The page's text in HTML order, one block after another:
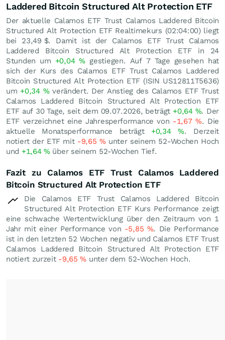
Laddered Bitcoin Structured Alt Protection ETF
Der aktuelle Calamos ETF Trust Calamos Laddered Bitcoin
Structured Alt Protection ETF Realtimekurs (02:04:00) liegt
bei 23,49 $. Damit ist der Calamos ETF Trust Calamos
Laddered Bitcoin Structured Alt Protection ETF in 24
Stunden um +0,04% gestiegen. Auf 7 Tage gesehen hat
sich der Kurs des Calamos ETF Trust Calamos Laddered
Bitcoin Structured Alt Protection ETF (ISIN US12811T5636)
um +0,34 %verändert. Der Anstieg des Calamos ETF Trust
Calamos Laddered Bitcoin Structured Alt Protection ETF
ETF auf 30 Tage, seit dem 09.07.2026, beträgt +0,64 %. Der
ETF verzeichnet eine Jahresperformance von -1,67%. Die
aktuelle Monatsperformance beträgt +0,34%. Derzeit
notiert der ETF mit -9,65 %unter seinem 52-Wochen Hoch
und +1,64%über seinem 52-Wochen Tief.
Fazit zu Calamos ETF Trust Calamos Laddered
Bitcoin Structured Alt Protection ETF
Die Calamos ETF Trust Calamos Laddered Bitcoin
Structured Alt Protection ETF Kurs Performance zeigt
eine schwache Wertentwicklung über den Zeitraum von 1
Jahr mit einer Performance von -5,85 %. Die Performance
ist in den letzten 52 Wochen negativ und Calamos ETF Trust
Calamos Laddered Bitcoin Structured Alt Protection ETF
notiert zurzeit -9,65% unter dem 52-Wochen Hoch.